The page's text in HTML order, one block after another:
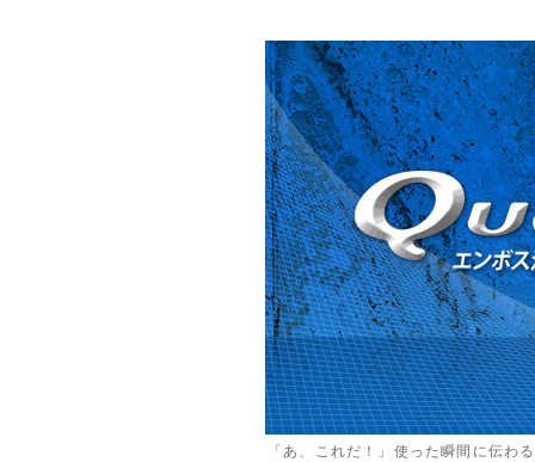
「あ、これだ！」使った瞬間に伝わ